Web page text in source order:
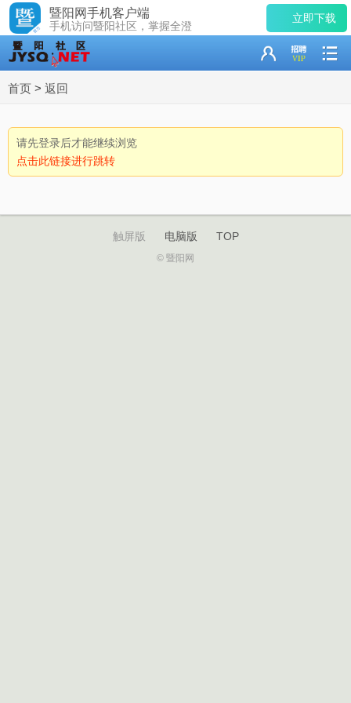
暨阳网手机客户端
手机访问暨阳社区，掌握全澄
立即下载
首页 > 返回
请先登录后才能继续浏览
点击此链接进行跳转
触屏版 电脑版 TOP
© 暨阳网